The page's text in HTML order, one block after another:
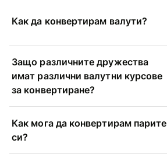
Как да конвертирам валути?
Защо различните дружества
имат различни валутни курсове
за конвертиране?
Как мога да конвертирам парите
си?